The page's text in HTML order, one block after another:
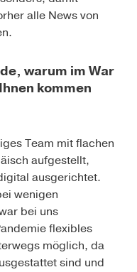
alle News von
warum im War
kommen
Team mit flachen
aufgestellt,
ausgerichtet.
wenigen
bei uns
flexibles
möglich, da
sind und